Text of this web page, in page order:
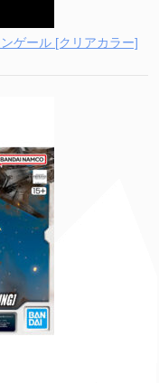
ゲール [クリアカラー]